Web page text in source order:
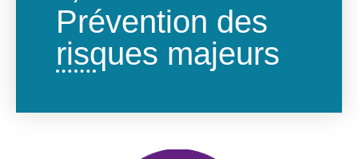
Prévention des
risques majeurs